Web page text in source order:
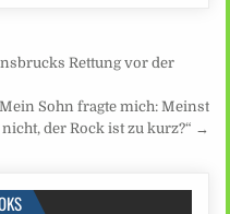
Rettung vor der
Sohn fragte mich: Meinst
der Rock ist zu kurz?“ →